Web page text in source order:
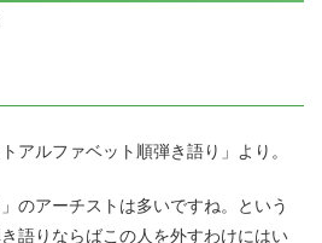
トアルファベット順弾き語り」より。
のアーチストは多いですね。という
語りならばこの人を外すわけにはい